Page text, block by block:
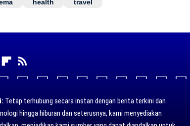
health travel
Tetap terhubung secara instan dengan berita terkini dan
hingga hiburan dan seterusnya, kami menyediakan